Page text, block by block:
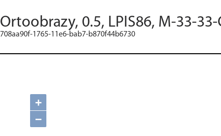
Ortoobrazy, 0.5, LPIS86, M-33-
708aa90f-1765-11e6-bab7-b870f44b6730
+
−